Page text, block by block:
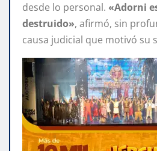
desde lo personal. «Adorni
destruido», afirmó, sin
causa judicial que motivó su